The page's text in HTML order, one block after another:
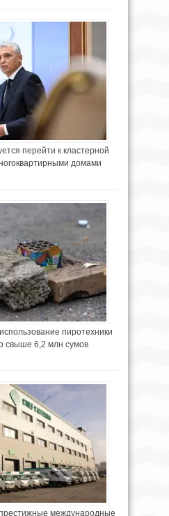
перейти к кластерной
домами
пиротехники
свыше 6,2 млн сумов
международные